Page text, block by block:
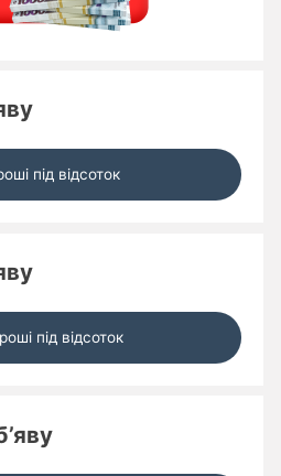
під відсоток
під відсоток